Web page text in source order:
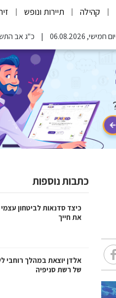
קהילה תיירות ונופש
יום חמישי, 06.08.2026 כ"ג אב
כתבות נוספות
כיצד סדנאות לביטחון
את חייך
אלדן יוצאת במהלך רוחבי
של רשת סניפיה